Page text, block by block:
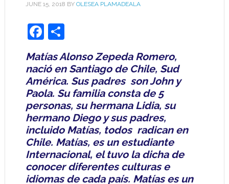
JUNE 15, 2018 BY OLESEA PLAMADEALA
Facebook
Share
Matías Alonso Zepeda Romero,
nació en Santiago de Chile, Sud
América. Sus padres son John y
Paola. Su familia consta de 5
personas, su hermana Lidia, su
hermano Diego y sus padres,
incluido Matías, todos radican en
Chile. Matías, es un estudiante
Internacional, el tuvo la dicha de
conocer diferentes culturas e
idiomas de cada país. Matías es un